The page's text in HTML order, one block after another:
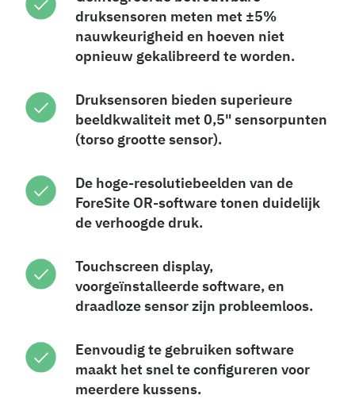
druksensoren meten met ±5%
nauwkeurigheid en hoeven niet
opnieuw gekalibreerd te worden.
Druksensoren bieden superieure
beeldkwaliteit met 0,5" sensorpunten
(torso grootte sensor).
De hoge-resolutiebeelden van de
ForeSite OR-software tonen duidelijk
de verhoogde druk.
Touchscreen display,
voorgeïnstalleerde software, en
draadloze sensor zijn probleemloos.
Eenvoudig te gebruiken software
maakt het snel te configureren voor
meerdere kussens.